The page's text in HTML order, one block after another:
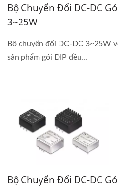
Bộ Chuyển Đổi DC-DC
3~25W
Bộ chuyển đổi DC-DC 3~25W
sản phẩm gói DIP đều...
Bộ Chuyển Đổi DC-DC